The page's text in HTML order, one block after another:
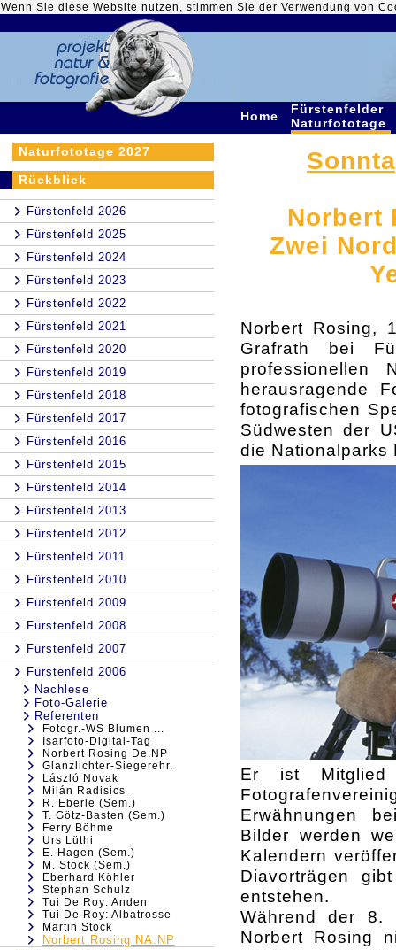
Wenn Sie diese Website nutzen, stimmen Sie der Verwendung von
Home
Fürstenfelder
Naturfototage
Naturfototage 2027
Rückblick
Fürstenfeld 2026
Fürstenfeld 2025
Fürstenfeld 2024
Fürstenfeld 2023
Fürstenfeld 2022
Fürstenfeld 2021
Fürstenfeld 2020
Fürstenfeld 2019
Fürstenfeld 2018
Fürstenfeld 2017
Fürstenfeld 2016
Fürstenfeld 2015
Fürstenfeld 2014
Fürstenfeld 2013
Fürstenfeld 2012
Fürstenfeld 2011
Fürstenfeld 2010
Fürstenfeld 2009
Fürstenfeld 2008
Fürstenfeld 2007
Fürstenfeld 2006
Nachlese
Foto-Galerie
Referenten
Fotogr.-WS Blumen ...
Isarfoto-Digital-Tag
Norbert Rosing De.NP
Glanzlichter-Siegerehr.
László Novak
Milán Radisics
R. Eberle (Sem.)
T. Götz-Basten (Sem.)
Ferry Böhme
Urs Lüthi
E. Hagen (Sem.)
M. Stock (Sem.)
Eberhard Köhler
Stephan Schulz
Tui De Roy: Anden
Tui De Roy: Albatrosse
Martin Stock
Norbert Rosing NA.NP
Norbert
Zwei
Norbert Rosing,
Grafrath bei
professionellen
herausragende
fotografischen
Südwesten der
die Nationalparks
Er ist Mitglied
Erwähnungen
Bilder werden
Kalendern
Diavorträgen
entstehen.
Während der 8.
Norbert Rosing